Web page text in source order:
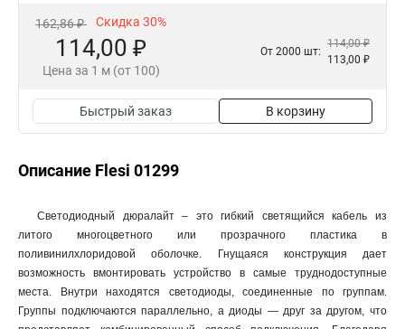
162,86 ₽ Скидка 30%
114,00 ₽
Цена за 1 м (от 100)
От 2000 шт:
114,00 ₽
113,00 ₽
Быстрый заказ В корзину
Описание Flesi 01299
Светодиодный дюралайт – это гибкий светящийся кабель из
литого многоцветного или прозрачного пластика в
поливинилхлоридовой оболочке. Гнущаяся конструкция дает
возможность вмонтировать устройство в самые труднодоступные
места. Внутри находятся светодиоды, соединенные по группам.
Группы подключаются параллельно, а диоды — друг за другом, что